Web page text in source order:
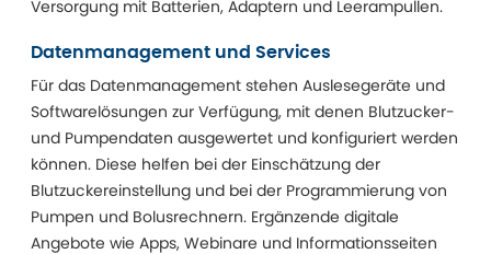
Versorgung mit Batterien, Adaptern und Leerampullen.
Datenmanagement und Services
Für das Datenmanagement stehen Auslesegeräte und
Softwarelösungen zur Verfügung, mit denen Blutzucker-
und Pumpendaten ausgewertet und konfiguriert werden
können. Diese helfen bei der Einschätzung der
Blutzuckereinstellung und bei der Programmierung von
Pumpen und Bolusrechnern. Ergänzende digitale
Angebote wie Apps, Webinare und Informationsseiten